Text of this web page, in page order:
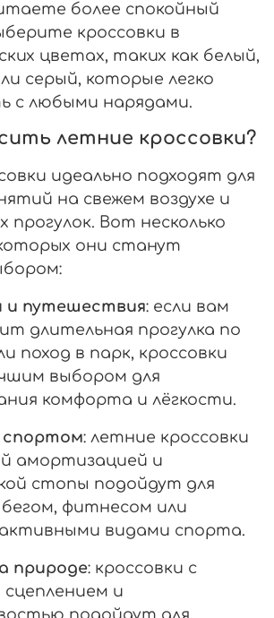
более спокойный
кроссовки в
цветах, таких как белый,
серый, которые легко
с любыми нарядами.
летние кроссовки?
идеально подходят для
на свежем воздухе и
прогулок. Вот несколько
они станут
и путешествия: если вам
длительная прогулка по
поход в парк, кроссовки
выбором для
комфорта и лёгкости.
спортом: летние кроссовки
амортизацией и
стопы подойдут для
фитнесом или
видами спорта.
природе: кроссовки с
и
подойдут для